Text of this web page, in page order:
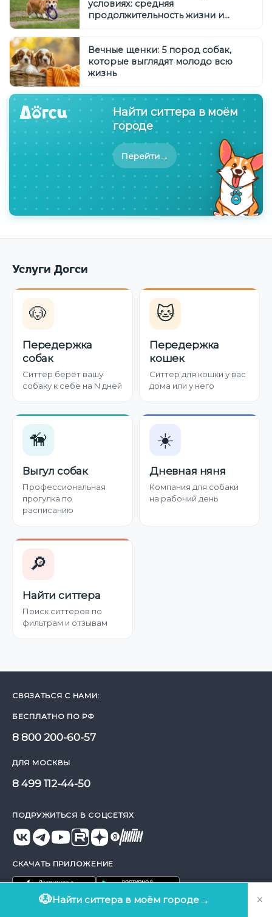
условиях: средняя
продолжительность жизни и
Вечные щенки: 5 пород собак,
которые выглядят молодо всю
жизнь
Найти ситтера в моём
городе
Перейти→
Услуги Догси
🐶
Передержка
собак
Ситтер берёт вашу
собаку к себе на N дней
🐱
Передержка
кошек
Ситтер для кошки у вас
дома или у него
🦮
Выгул собак
Профессиональная
прогулка по
расписанию
☀️
Дневная няня
Компания для собаки
на рабочий день
🔎
Найти ситтера
Поиск ситтеров по
фильтрам и отзывам
СВЯЗАТЬСЯ С НАМИ:
БЕСПЛАТНО ПО РФ
8 800 200-60-57
ДЛЯ МОСКВЫ
8 499 112-44-50
ПОДРУЖИТЬСЯ В СОЦСЕТЯХ
СКАЧАТЬ ПРИЛОЖЕНИЕ
🐶Найти ситтера в моём городе→ ×